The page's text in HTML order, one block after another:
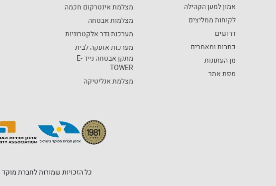
אמון למען הקהילה
לקוחות ממליצים
דרושים
כתבות ומאמרים
מן העתונות
מפת אתר
מצלמת אינטרקום חכמה
מצלמות אבטחה
מערכות גדר אלקטרוניות
מערכות אזעקה לבית
מתקן אבטחה נייד E-
TOWER
מצלמת אנליטיקה
כל הזכויות שמורות לחברת מוקד אמון סביון (1981) בע”מ – הנהלה